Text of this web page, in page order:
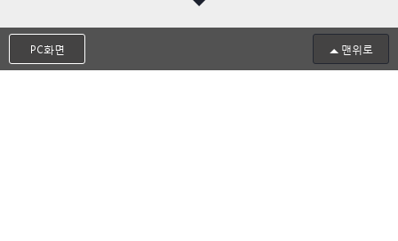
PC화면 맨위로